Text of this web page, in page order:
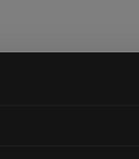
korting op je